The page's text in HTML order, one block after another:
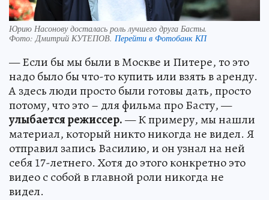
Юрию Насонову досталась роль лучшего друга Басты.
Фото: Дмитрий КУТЕПОВ. Перейти в Фотобанк КП
— Если бы мы были в Москве и Питере, то это
надо было бы что-то купить или взять в аренду.
А здесь люди просто были готовы дать, просто
потому, что это – для фильма про Басту, —
улыбается режиссер.— К примеру, мы нашли
материал, который никто никогда не видел. Я
отправил запись Василию, и он узнал на ней
себя 17-летнего. Хотя до этого конкретно это
видео с собой в главной роли никогда не
видел.